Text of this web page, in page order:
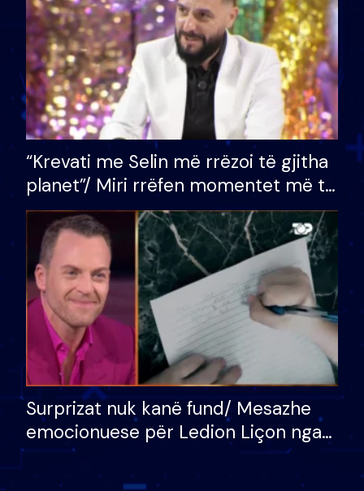
“Krevati me Selin më rrëzoi të gjitha
planet”/ Miri rrëfen momentet më të
bukura në shtëpinë e BB VIP: Do më
mungojë zilja e mëngjesit kur…
Surprizat nuk kanë fund/ Mesazhe
emocionuese për Ledion Liçon nga
nëna dhe fëmijët e tij, moderatori
nuk i mban dot lotët: Nuk meritoj…